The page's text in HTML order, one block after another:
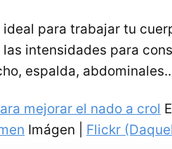
para trabajar tu
intensidades para
espalda,
mejorar el nado a crol
Imágen | Flickr